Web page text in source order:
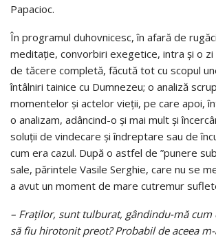
Papacioc.
În programul duhovnicesc, în afară de
meditaţie, convorbiri exegetice, intra şi o
de tăcere completă, făcută tot cu scopul
întâlniri tainice cu Dumnezeu; o analiză
momentelor şi actelor vieţii, pe care apoi,
o analizam, adâncind-o şi mai mult şi
soluţii de vindecare şi îndreptare sau de
cum era cazul. După o astfel de ”punere
sale, părintele Vasile Serghie, care nu se
a avut un moment de mare cutremur
– Fraţilor, sunt tulburat, gândindu-mă cum
să fiu hirotonit preot? Probabil de aceea